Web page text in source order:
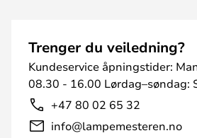
Trenger du veiledning?
Kundeservice åpningstider:
08.30 - 16.00 Lørdag–søndag:
+47 80 02 65 32
info@lampemesteren.no